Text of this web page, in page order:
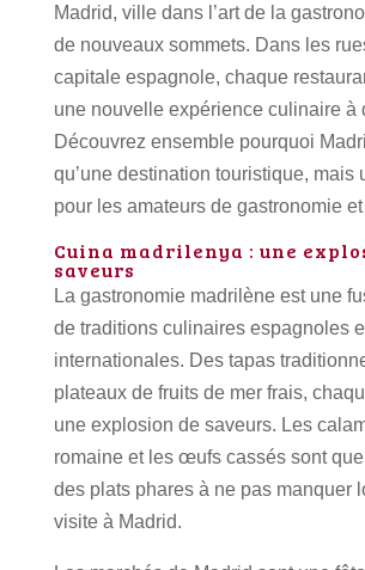
Madrid, ville dans l’art de la
de nouveaux sommets. Dans les
capitale espagnole, chaque
une nouvelle expérience culinaire à
Découvrez ensemble pourquoi
qu’une destination touristique, mais
pour les amateurs de gastronomie
Cuina madrilenya : une
saveurs
La gastronomie madrilène est une
de traditions culinaires espagnoles
internationales. Des tapas
plateaux de fruits de mer frais,
une explosion de saveurs. Les
romaine et les œufs cassés sont
des plats phares à ne pas manquer
visite à Madrid.